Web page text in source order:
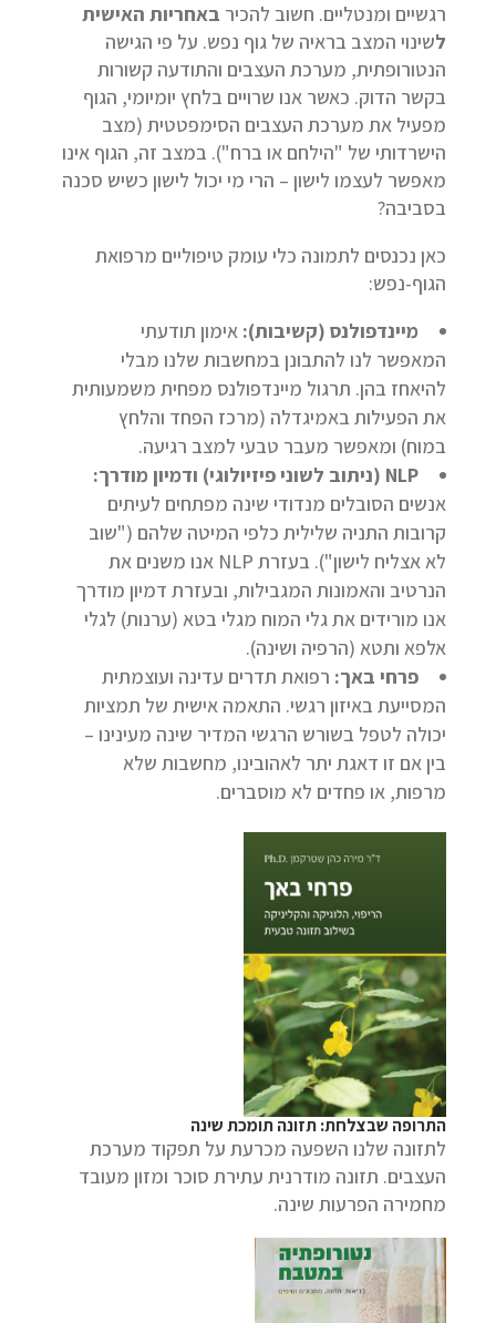
רגשיים ומנטליים. חשוב להכיר באחריות האישית
לשינוי המצב בראיה של גוף נפש. על פי הגישה
הנטורופתית, מערכת העצבים והתודעה קשורות
בקשר הדוק. כאשר אנו שרויים בלחץ יומיומי, הגוף
מפעיל את מערכת העצבים הסימפטטית (מצב
הישרדותי של "הילחם או ברח"). במצב זה, הגוף אינו
מאפשר לעצמו לישון – הרי מי יכול לישון כשיש סכנה
בסביבה?
כאן נכנסים לתמונה כלי עומק טיפוליים מרפואת
הגוף-נפש:
מיינדפולנס (קשיבות): אימון תודעתי
המאפשר לנו להתבונן במחשבות שלנו מבלי
להיאחז בהן. תרגול מיינדפולנס מפחית משמעותית
את הפעילות באמיגדלה (מרכז הפחד והלחץ
במוח) ומאפשר מעבר טבעי למצב רגיעה.
NLP (ניתוב לשוני פיזיולוגי) ודמיון מודרך:
אנשים הסובלים מנדודי שינה מפתחים לעיתים
קרובות התניה שלילית כלפי המיטה שלהם ("שוב
לא אצליח לישון"). בעזרת NLP אנו משנים את
הנרטיב והאמונות המגבילות, ובעזרת דמיון מודרך
אנו מורידים את גלי המוח מגלי בטא (ערנות) לגלי
אלפא ותטא (הרפיה ושינה).
פרחי באך: רפואת תדרים עדינה ועוצמתית
המסייעת באיזון רגשי. התאמה אישית של תמציות
יכולה לטפל בשורש הרגשי המדיר שינה מעינינו –
בין אם זו דאגת יתר לאהובינו, מחשבות שלא
מרפות, או פחדים לא מוסברים.
התרופה שבצלחת: תזונה תומכת שינה
לתזונה שלנו השפעה מכרעת על תפקוד מערכת
העצבים. תזונה מודרנית עתירת סוכר ומזון מעובד
מחמירה הפרעות שינה.